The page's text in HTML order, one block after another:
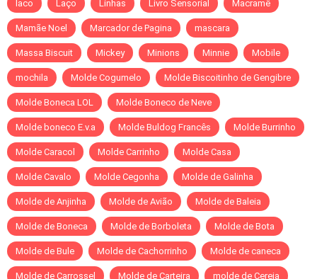
laco Laço Linhas Livro Sensorial Macramê
Mamãe Noel Marcador de Pagina mascara
Massa Biscuit Mickey Minions Minnie Mobile
mochila Molde Cogumelo Molde Biscoitinho de Gengibre
Molde Boneca LOL Molde Boneco de Neve
Molde boneco E.v.a Molde Buldog Francês Molde Burrinho
Molde Caracol Molde Carrinho Molde Casa
Molde Cavalo Molde Cegonha Molde de Galinha
Molde de Anjinha Molde de Avião Molde de Baleia
Molde de Boneca Molde de Borboleta Molde de Bota
Molde de Bule Molde de Cachorrinho Molde de caneca
Molde de Carrossel Molde de Carteira molde de Cereja